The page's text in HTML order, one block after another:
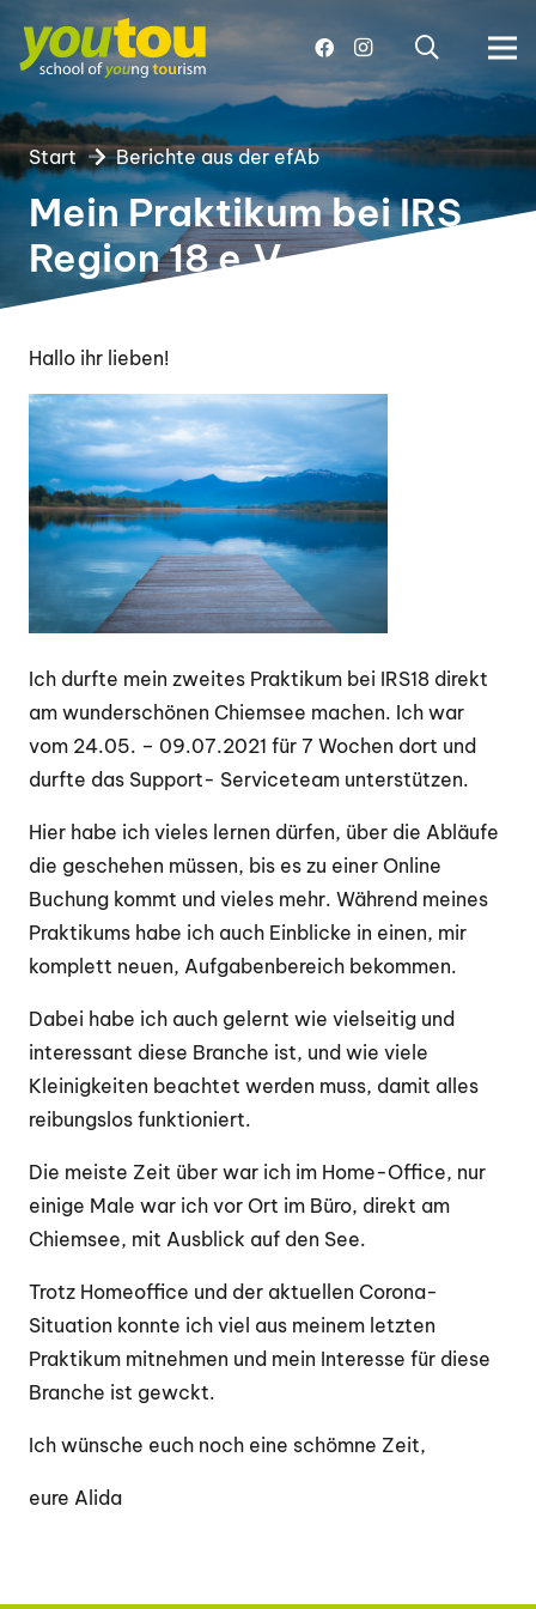
Start Berichte aus der efAb
Mein Praktikum bei IRS
Region 18 e.V.
Hallo ihr lieben!
Ich durfte mein zweites Praktikum bei IRS18 direkt
am wunderschönen Chiemsee machen. Ich war
vom 24.05. – 09.07.2021 für 7 Wochen dort und
durfte das Support- Serviceteam unterstützen.
Hier habe ich vieles lernen dürfen, über die Abläufe
die geschehen müssen, bis es zu einer Online
Buchung kommt und vieles mehr. Während meines
Praktikums habe ich auch Einblicke in einen, mir
komplett neuen, Aufgabenbereich bekommen.
Dabei habe ich auch gelernt wie vielseitig und
interessant diese Branche ist, und wie viele
Kleinigkeiten beachtet werden muss, damit alles
reibungslos funktioniert.
Die meiste Zeit über war ich im Home-Office, nur
einige Male war ich vor Ort im Büro, direkt am
Chiemsee, mit Ausblick auf den See.
Trotz Homeoffice und der aktuellen Corona-
Situation konnte ich viel aus meinem letzten
Praktikum mitnehmen und mein Interesse für diese
Branche ist gewckt.
Ich wünsche euch noch eine schömne Zeit,
eure Alida